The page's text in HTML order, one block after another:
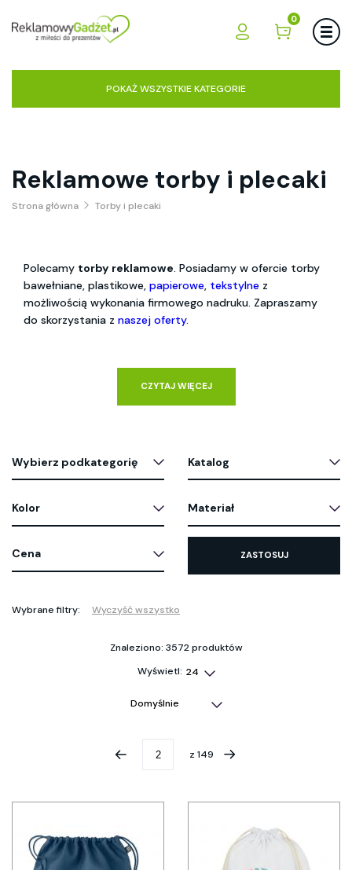
0
POKAŻ WSZYSTKIE KATEGORIE
Reklamowe torby i plecaki
Strona główna Torby i plecaki
Polecamy torby reklamowe. Posiadamy w ofercie torby
bawełniane, plastikowe, papierowe, tekstylne z
możliwością wykonania firmowego nadruku. Zapraszamy
do skorzystania z naszej oferty.
CZYTAJ WIĘCEJ
Wybierz podkategorię Katalog
Kolor Materiał
Cena ZASTOSUJ
Wybrane filtry: Wyczyść wszystko
Znaleziono: 3572 produktów
Wyświetl:
z 149